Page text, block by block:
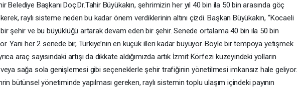
Belediye Başkanı Doç.Dr.Tahir Büyükakın, şehrimizin her yıl 40 bin ila 50 bin arasında göç
raylı sisteme neden bu kadar önem verdiklerinin altını çizdi. Başkan Büyükakın, “Kocaeli
şehir ve bu büyüklüğü artarak devam eden bir şehir. Senede ortalama 40 bin ila 50 bin
Yani her 2 senede bir, Türkiye’nin en küçük illeri kadar büyüyor. Böyle bir tempoya yetişmek
araç sayısındaki artışı da dikkate aldığımızda artık İzmit Körfezi kuzeyindeki yolların
veya sağa sola genişlemesi gibi seçeneklerle şehir trafiğinin yönetilmesi imkansız hale geliyor.
bütünsel yönetiminde yapılması gereken, raylı sistemin toplu ulaşım içindeki payının